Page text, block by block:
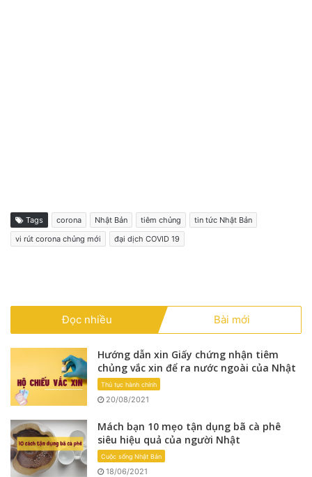
Tags corona Nhật Bản tiêm chủng
tin tức Nhật Bản
vi rút corona chủng mới
đại dịch COVID 19
Đọc nhiều Bài mới
Hướng dẫn xin Giấy chứng nhận tiêm
chủng vắc xin để ra nước ngoài của Nhật
Thủ tục hành chính
20/08/2021
Mách bạn 10 mẹo tận dụng bã cà phê
siêu hiệu quả của người Nhật
Cuộc sống Nhật Bản
18/06/2021